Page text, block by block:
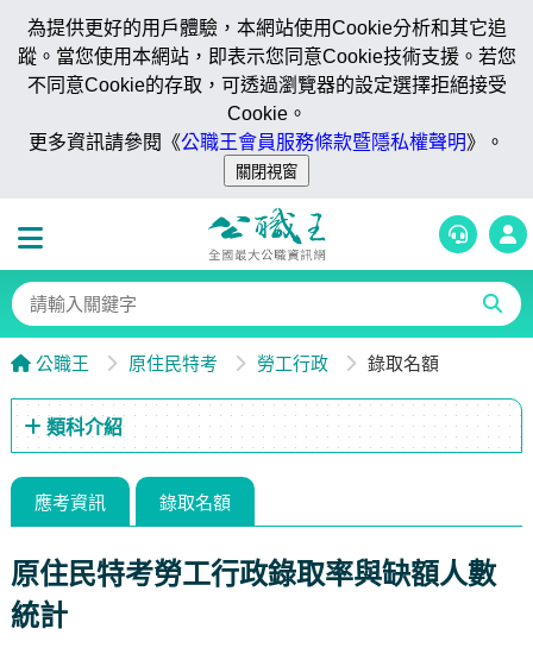
為提供更好的用戶體驗，本網站使用Cookie分析和其它追
蹤。當您使用本網站，即表示您同意Cookie技術支援。若您
不同意Cookie的存取，可透過瀏覽器的設定選擇拒絕接受
Cookie。
更多資訊請參閱《公職王會員服務條款暨隱私權聲明》。
公職王 原住民特考 勞工行政 錄取名額
類科介紹
應考資訊 錄取名額
原住民特考勞工行政錄取率與缺額人數
統計